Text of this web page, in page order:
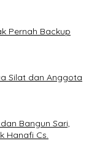
Pernah Backup
Silat dan Anggota
Bangun Sari,
Hanafi Cs.